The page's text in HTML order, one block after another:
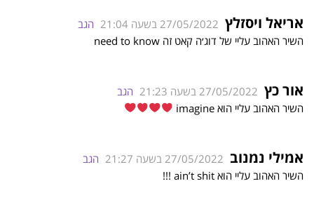
אריאל ויסזלץ 27/05/2022 בשעה 21:04
הגב
השיר האהוב עליי של דוג׳ה קאט זה need to know
אור כץ 27/05/2022 בשעה 21:23
הגב
השיר האהוב עליי הוא imagine
אמילי נמנוב 27/05/2022 בשעה 21:27
הגב
השיר האהוב עליי הוא ain’t shit !!!